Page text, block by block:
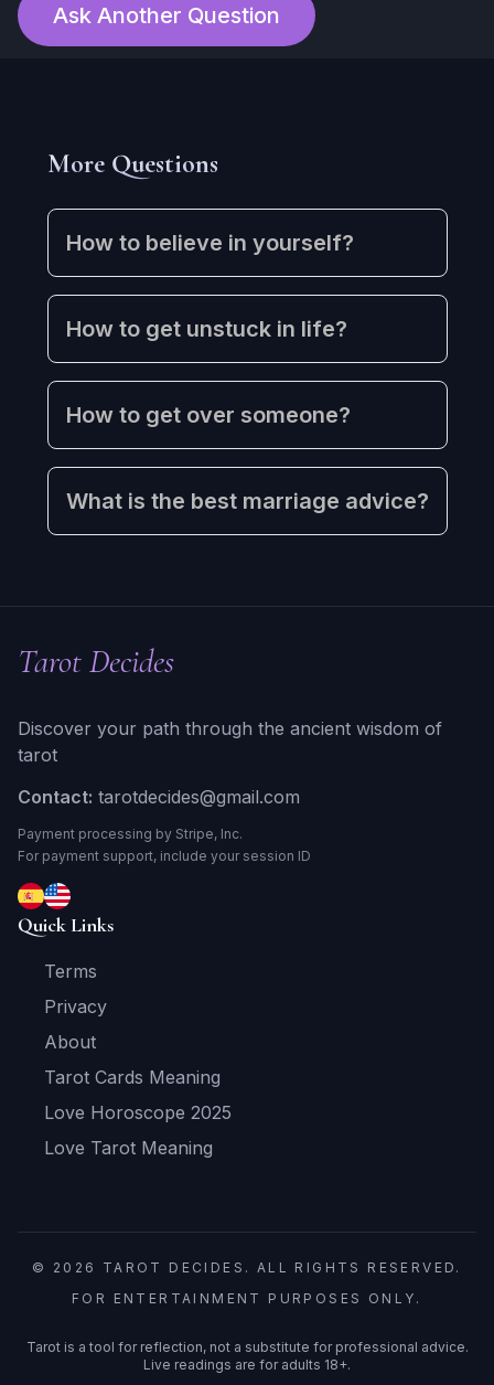
Ask Another Question
More Questions
How to believe in yourself?
How to get unstuck in life?
How to get over someone?
What is the best marriage advice?
Tarot Decides
Discover your path through the ancient wisdom of
tarot
Contact: tarotdecides@gmail.com
Payment processing by Stripe, Inc.
For payment support, include your session ID
Quick Links
Terms
Privacy
About
Tarot Cards Meaning
Love Horoscope 2025
Love Tarot Meaning
© 2026 TAROT DECIDES. ALL RIGHTS RESERVED.
FOR ENTERTAINMENT PURPOSES ONLY.
Tarot is a tool for reflection, not a substitute for professional advice.
Live readings are for adults 18+.